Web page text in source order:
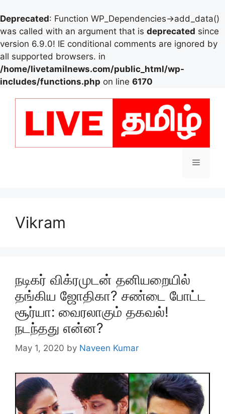
Deprecated: Function WP_Dependencies->add_data()
was called with an argument that is deprecated since
version 6.9.0! IE conditional comments are ignored by
all supported browsers. in
/home/livetamilnews.com/public_html/wp-
includes/functions.php on line 6170
Menu
Vikram
நடிகர் விக்ரமுடன் தனியறையில்
தங்கிய ஜோதிகா? சண்டை போட்ட
சூர்யா: வைரலாகும் தகவல்!
நடந்தது என்ன?
May 1, 2020 by Naveen Kumar